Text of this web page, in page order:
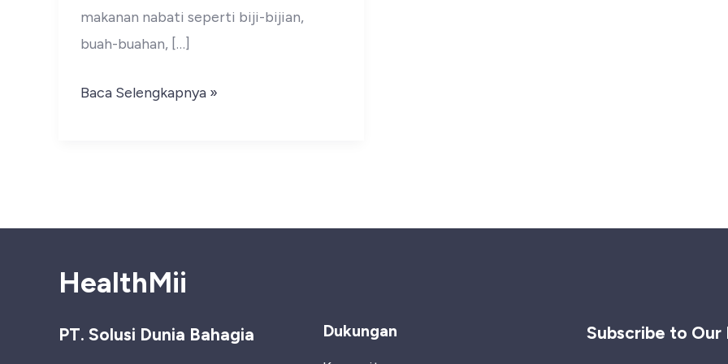
makanan nabati seperti biji-bijian,
buah-buahan, […]
Dietary
dan
Baca Selengkapnya »
HealthMii
PT. Solusi Dunia Bahagia Dukungan Subscribe to